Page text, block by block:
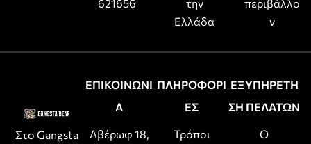
621656
την
Ελλάδα
περιβάλλο
ν
Στο Gangsta
ΕΠΙΚΟΙΝΩΝΙ
Α
Αβέρωφ 18,
ΠΛΗΡΟΦΟΡΙ
ΕΣ
Τρόποι
ΕΞΥΠΗΡΕΤΗ
ΣΗ ΠΕΛΑΤΩΝ
Ο